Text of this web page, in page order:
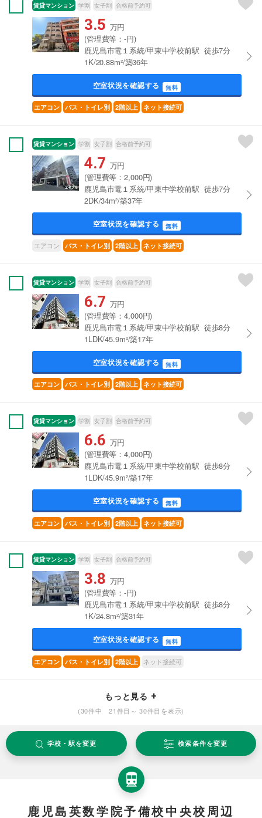
賃貸マンション 学割 女子割 合格前予約可
3.5 万円
(管理費等：-円)
鹿児島市電１系統/甲東中学校前駅 徒歩7分
1K/20.88m²/築36年
空室状況を確認する 無料
エアコン バス・トイレ別 2階以上 ネット接続可
賃貸マンション 学割 女子割 合格前予約可
4.7 万円
(管理費等：2,000円)
鹿児島市電１系統/甲東中学校前駅 徒歩7分
2DK/34m²/築37年
空室状況を確認する 無料
エアコン バス・トイレ別 2階以上 ネット接続可
賃貸マンション 学割 女子割 合格前予約可
6.7 万円
(管理費等：4,000円)
鹿児島市電１系統/甲東中学校前駅 徒歩8分
1LDK/45.9m²/築17年
空室状況を確認する 無料
エアコン バス・トイレ別 2階以上 ネット接続可
賃貸マンション 学割 女子割 合格前予約可
6.6 万円
(管理費等：4,000円)
鹿児島市電１系統/甲東中学校前駅 徒歩8分
1LDK/45.9m²/築17年
空室状況を確認する 無料
エアコン バス・トイレ別 2階以上 ネット接続可
賃貸マンション 学割 女子割 合格前予約可
3.8 万円
(管理費等：-円)
鹿児島市電１系統/甲東中学校前駅 徒歩8分
1K/24.8m²/築31年
空室状況を確認する 無料
エアコン バス・トイレ別 2階以上 ネット接続可
もっと見る
(30件中 21件目～ 30件目を表示)
学校・駅を変更 検索条件を変更
鹿児島英数学院予備校中央校周辺